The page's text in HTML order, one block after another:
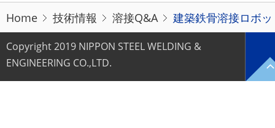
Home 技術情報 溶接Q&A 建築鉄骨溶接ロボ
Copyright 2019 NIPPON STEEL WELDING &
ENGINEERING CO.,LTD.